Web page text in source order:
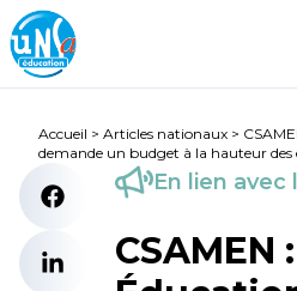
Accueil > Articles nationaux >
demande un budget à la hauteur des
En lien
CSAMEN